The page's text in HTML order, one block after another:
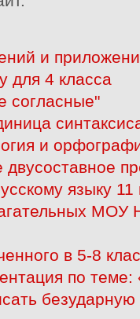
и
для 4 класса
согласные"
и
двусоставное
языку 11
в 5-8
по